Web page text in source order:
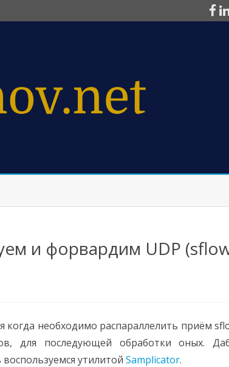
и форвардим UDP
когда необходимо распараллелить приём
для последующей обработки оных.
утилитойSamplicator.